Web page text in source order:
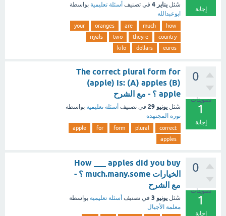
إجابة
سُئل يناير 4 في تصنيف أسئلة تعليمية بواسطة
ابوعبدالله
how
much
are
oranges
your
country
theyre
two
riyals
euros
dollars
kilo
0
تصويتات
1
إجابة
The correct plural form for
(apple) is: (A) apples (B)
apple ؟ - مع الشرح
سُئل يونيو 29 في تصنيف أسئلة تعليمية بواسطة
نورة المجتهدة
correct
plural
form
for
apple
apples
0
تصويتات
1
إجابة
How ___ apples did you buy
الخيارات much.many.some ؟ -
مع الشرح
سُئل يونيو 3 في تصنيف أسئلة تعليمية بواسطة
معلمة الأجيال